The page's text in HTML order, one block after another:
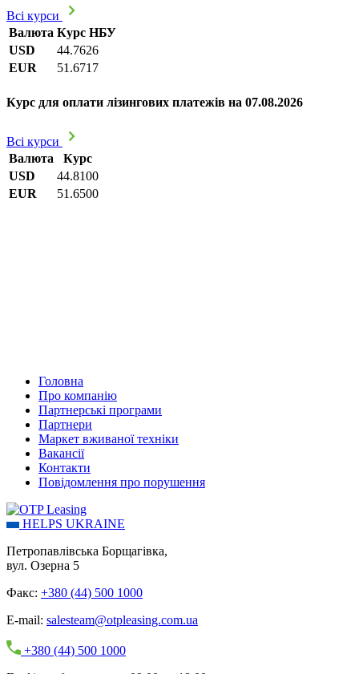
Всі курси
Валюта Курс НБУ
USD
44.7626
EUR
51.6717
Курс для оплати лізингових платежів на 07.08.2026
Всі курси
Валюта
Курс
USD
44.8100
EUR
51.6500
Головна
Про компанію
Партнерські програми
Партнери
Маркет вживаної техніки
Вакансії
Контакти
Повідомлення про порушення
HELPS UKRAINE
Петропавлівська Борщагівка,
вул. Озерна 5
Факс: +380 (44) 500 1000
E-mail: salesteam@otpleasing.com.ua
+380 (44) 500 1000